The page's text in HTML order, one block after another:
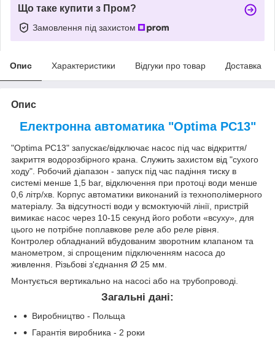
Що таке купити з Пром?
Замовлення під захистом
Опис Характеристики Відгуки про товар Доставка
Опис
Електронна автоматика "Optima PC13"
"Optima PC13" запускає/відключає насос під час відкриття/
закриття водорозбірного крана. Служить захистом від "сухого
ходу". Робочий діапазон - запуск під час падіння тиску в
системі менше 1,5 bar, відключення при протоці води менше
0,6 літр/хв. Корпус автоматики виконаний із технополімерного
матеріалу. За відсутності води у всмоктуючій лінії, пристрій
вимикає насос через 10-15 секунд його роботи «всуху», для
цього не потрібне поплавкове реле або реле рівня.
Контролер обладнаний вбудованим зворотним клапаном та
манометром, зі спрощеним підключенням насоса до
живлення. Різьбові з'єднання Ø 25 мм.
Монтується вертикально на насосі або на трубопроводі.
Загальні дані:
Виробництво - Польща
Гарантія виробника - 2 роки